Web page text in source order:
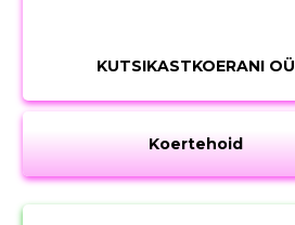
KUTSIKASTKOERANI OÜ
Koertehoid